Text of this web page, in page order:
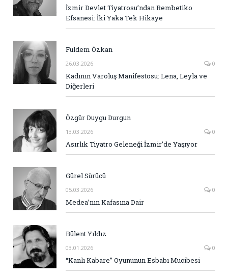
İzmir Devlet Tiyatrosu’ndan Rembetiko
Efsanesi: İki Yaka Tek Hikaye
Fuldem Özkan
26.03.2026 0
Kadının Varoluş Manifestosu: Lena, Leyla ve
Diğerleri
Özgür Duygu Durgun
13.03.2026 0
Asırlık Tiyatro Geleneği İzmir’de Yaşıyor
Gürel Sürücü
05.03.2026 0
Medea’nın Kafasına Dair
Bülent Yıldız
03.01.2026 0
“Kanlı Kabare” Oyununun Esbabı Mucibesi